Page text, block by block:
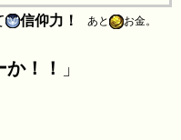
信仰力！ あと お金。
！！ 」